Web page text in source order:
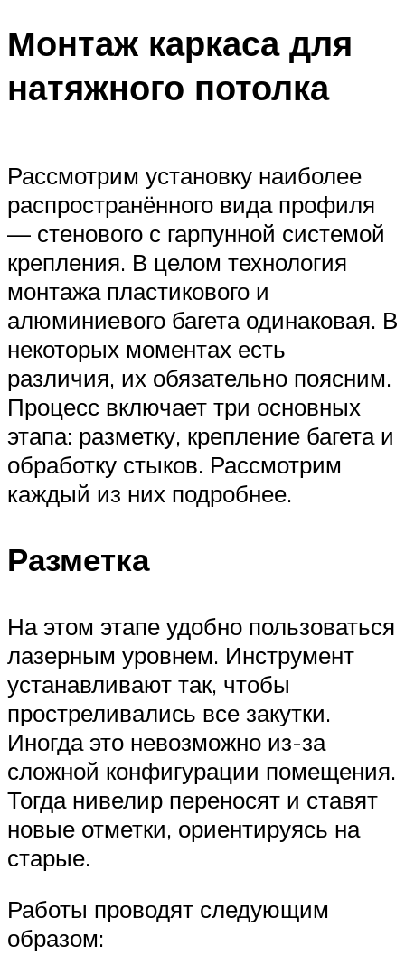
Монтаж каркаса для
натяжного потолка
Рассмотрим установку наиболее
распространённого вида профиля
— стенового с гарпунной системой
крепления. В целом технология
монтажа пластикового и
алюминиевого багета одинаковая. В
некоторых моментах есть
различия, их обязательно поясним.
Процесс включает три основных
этапа: разметку, крепление багета и
обработку стыков. Рассмотрим
каждый из них подробнее.
Разметка
На этом этапе удобно пользоваться
лазерным уровнем. Инструмент
устанавливают так, чтобы
простреливались все закутки.
Иногда это невозможно из-за
сложной конфигурации помещения.
Тогда нивелир переносят и ставят
новые отметки, ориентируясь на
старые.
Работы проводят следующим
образом: